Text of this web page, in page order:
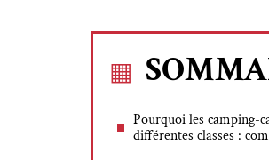
Pourquoi les camping-
différentes classes :